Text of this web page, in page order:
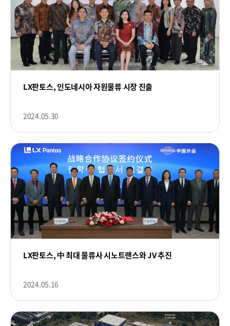
LX판토스, 인도네시아 자원물류 시장 진출
2024.05.30
LX판토스, 中 최대 물류사 시노트랜스와 JV 추진
2024.05.16